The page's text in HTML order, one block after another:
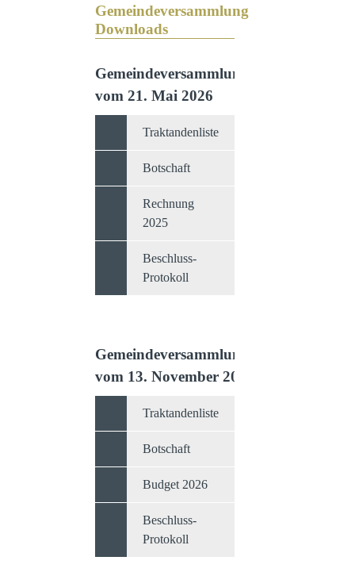
Gemeindeversammlung
Downloads
Gemeindeversammlung
vom 21. Mai 2026
Traktandenliste
Botschaft
Rechnung
2025
Beschluss-
Protokoll
Gemeindeversammlung
vom 13. November 2025
Traktandenliste
Botschaft
Budget 2026
Beschluss-
Protokoll